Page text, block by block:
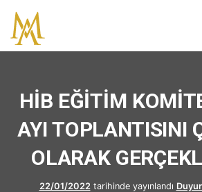
HİB EĞİTİM
AYI TOPLANTISINI
OLARAK
22/01/2022 tarihinde yayınlandı